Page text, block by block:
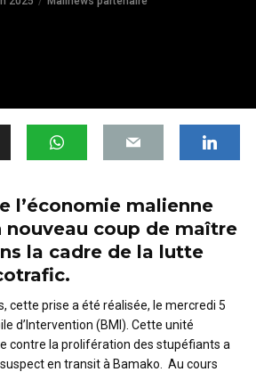
l’économie malienne
nouveau coup de maître
la cadre de la lutte
cette prise a été réalisée, le mercredi 5
d’Intervention (BMI). Cette unité
contre la prolifération des stupéfiants a
en transit à Bamako. Au cours